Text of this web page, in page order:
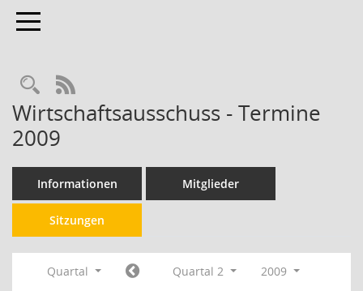
Toggle navigation
RSS-Feed
Wirtschaftsausschuss - Termine
2009
Informationen Mitglieder
Sitzungen
Quartal Quartal 2
2009